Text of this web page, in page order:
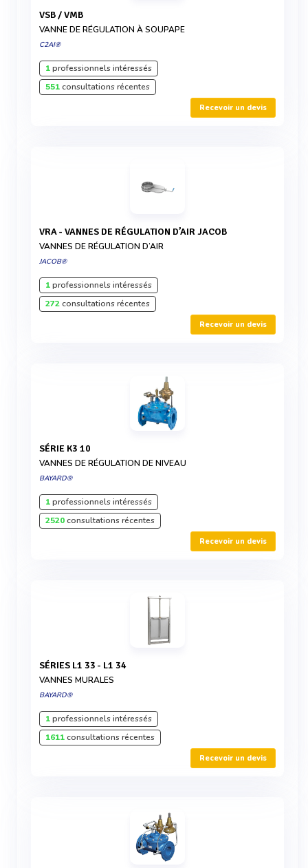
VSB / VMB
VANNE DE RÉGULATION À SOUPAPE
C2AI®
1professionnels intéressés
551consultations récentes
Recevoir un devis
VRA - VANNES DE RÉGULATION D’AIR JACOB
VANNES DE RÉGULATION D’AIR
JACOB®
1professionnels intéressés
272consultations récentes
Recevoir un devis
SÉRIE K3 10
VANNES DE RÉGULATION DE NIVEAU
BAYARD®
1professionnels intéressés
2520consultations récentes
Recevoir un devis
SÉRIES L1 33 - L1 34
VANNES MURALES
BAYARD®
1professionnels intéressés
1611consultations récentes
Recevoir un devis